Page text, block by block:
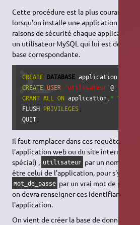
Cette procédure est la plus courante,
lorsqu'on installe une application web
raisons de sécurité chaque application
un utilisateur MySQL qui lui est dédié, et
base correspondante.
CREATE DATABASE application
CREATE USER 'utilisateur'@
GRANT ALL ON application. * TO
FLUSH PRIVILEGES ;
QUIT;
Il faut remplacer dans ces requêtes
l'application web ou du site internet
spécial) , utilisateur par un nom
être celui de l'application, pour s'y
mot_de_passe par un vrai mot de passe
on devra renseigner ces identifiants lors
l'application.
On vient de créer la base de donnée